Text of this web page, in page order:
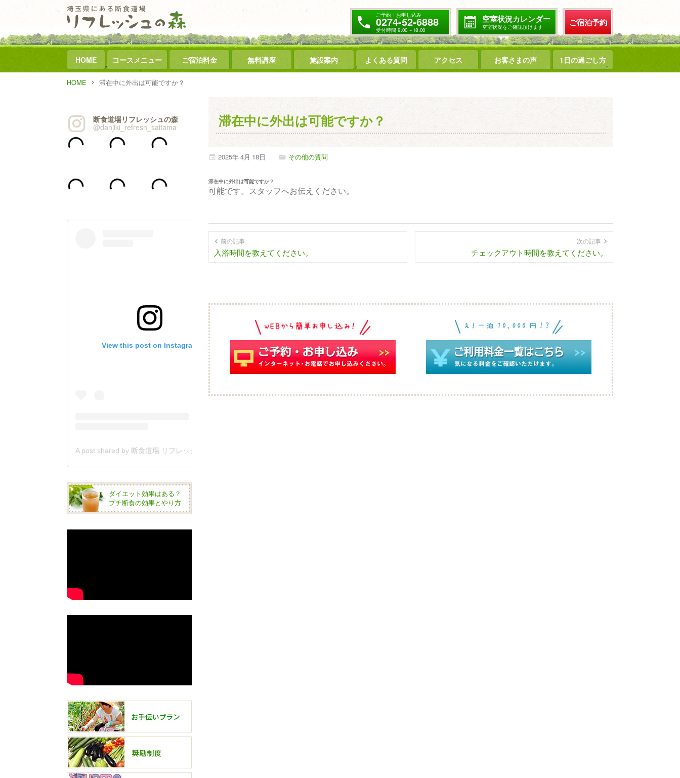
ご予約・お申し込み
0274-52-6888
受付時間 9:00～18:00
空室状況カレンダー
空室状況をご確認頂けます ご宿泊予約
HOME コースメニュー ご宿泊料金 無料講座 施設案内 よくある質問 アクセス お客さまの声 1日の過ごし方
HOME 滞在中に外出は可能ですか？
滞在中に外出は可能ですか？
2025年4月 18日 その他の質問
滞在中に外出は可能ですか？
可能です。スタッフへお伝えください。
前の記事
入浴時間を教えてください。
次の記事
チェックアウト時間を教えてください。
断食道場リフレッシュの森
@danjiki_refresh_saitama
View this post on Instagram
ダイエット効果はある？
プチ断食の効果とやり方